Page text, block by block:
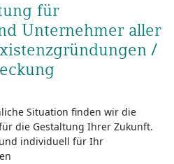
für
Unternehmer aller
/
Situation finden wir die
die Gestaltung Ihrer Zukunft.
individuell für Ihr